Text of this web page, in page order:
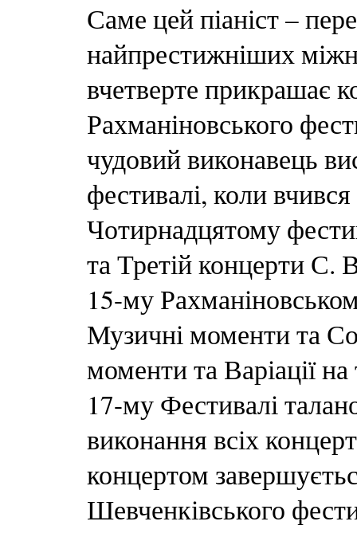
Саме цей піаніст –
найпрестижніших
вчетверте прикрашає
Рахманіновського
чудовий виконавець
фестивалі, коли
Чотирнадцятому
та Третій концерти С.
15-му
Музичні моменти та
моменти та Варіації
17-му Фестивалі
виконання всіх
концертом
Шевченківського